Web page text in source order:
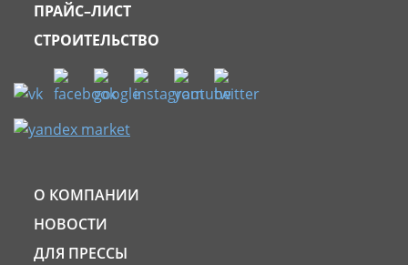
ПРАЙС–ЛИСТ
СТРОИТЕЛЬСТВО
О КОМПАНИИ
НОВОСТИ
ДЛЯ ПРЕССЫ